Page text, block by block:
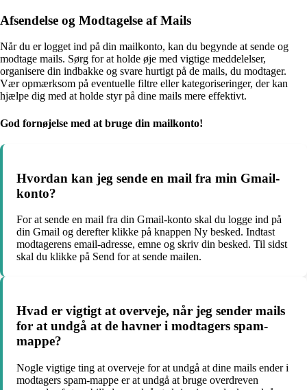
Afsendelse og Modtagelse af Mails
Når du er logget ind på din mailkonto, kan du begynde at sende og
modtage mails. Sørg for at holde øje med vigtige meddelelser,
organisere din indbakke og svare hurtigt på de mails, du modtager.
Vær opmærksom på eventuelle filtre eller kategoriseringer, der kan
hjælpe dig med at holde styr på dine mails mere effektivt.
God fornøjelse med at bruge din mailkonto!
Hvordan kan jeg sende en mail fra min Gmail-
konto?
For at sende en mail fra din Gmail-konto skal du logge ind på
din Gmail og derefter klikke på knappen Ny besked. Indtast
modtagerens email-adresse, emne og skriv din besked. Til sidst
skal du klikke på Send for at sende mailen.
Hvad er vigtigt at overveje, når jeg sender mails
for at undgå at de havner i modtagers spam-
mappe?
Nogle vigtige ting at overveje for at undgå at dine mails ender i
modtagers spam-mappe er at undgå at bruge overdreven